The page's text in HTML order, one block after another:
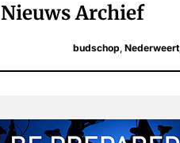
Nieuws Archief
budschop Nederweert